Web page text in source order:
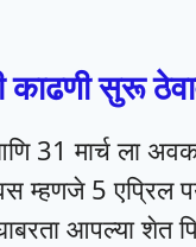
काढणी सुरू
31 मार्च ला
म्हणजे 5 एप्रिल
आपल्या शेत